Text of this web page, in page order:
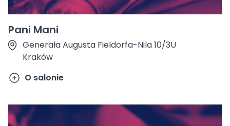
Pani Mani
Generała Augusta Fieldorfa-Nila 10/3U
Kraków
O salonie